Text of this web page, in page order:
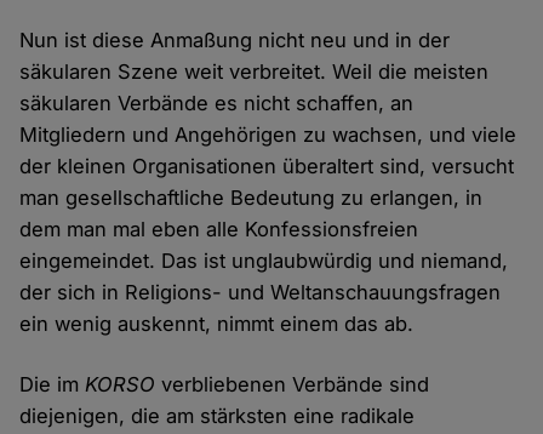
Nun ist diese Anmaßung nicht neu und in der
säkularen Szene weit verbreitet. Weil die meisten
säkularen Verbände es nicht schaffen, an
Mitgliedern und Angehörigen zu wachsen, und viele
der kleinen Organisationen überaltert sind, versucht
man gesellschaftliche Bedeutung zu erlangen, in
dem man mal eben alle Konfessionsfreien
eingemeindet. Das ist unglaubwürdig und niemand,
der sich in Religions- und Weltanschauungsfragen
ein wenig auskennt, nimmt einem das ab.
Die imKORSO verbliebenen Verbände sind
diejenigen, die am stärksten eine radikale